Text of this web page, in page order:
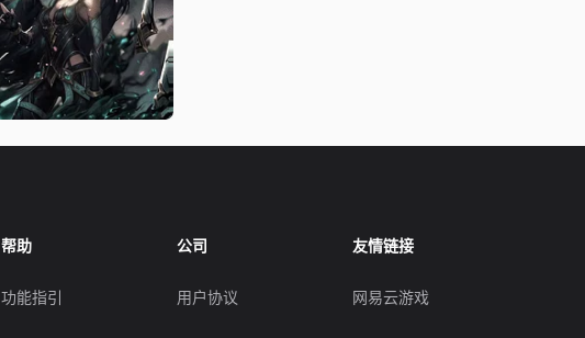
帮助
功能指引
公司
用户协议
友情链接
网易云游戏